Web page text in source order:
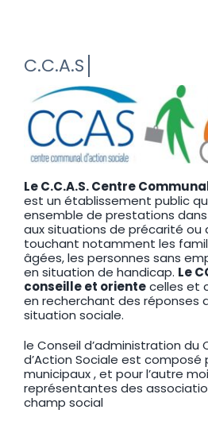
Le C.C.A.S. Centre
est un établissement public
ensemble de prestations
aux situations de précarité ou
touchant notamment les
âgées, les personnes sans
en situation de handicap. Le
conseille et orientecelles et
en recherchant des réponses
situation sociale.
le Conseil d’administration du
d’Action Sociale est composé
municipaux , et pour l’autre
représentantes des
champ social